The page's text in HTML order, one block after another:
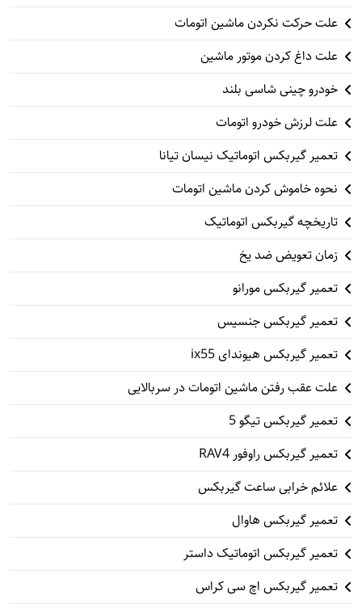
علت حرکت نکردن ماشین اتومات
علت داغ کردن موتور ماشین
خودرو چینی شاسی بلند
علت لرزش خودرو اتومات
تعمیر گیربکس اتوماتیک نیسان تیانا
نحوه خاموش کردن ماشین اتومات
تاریخچه گیربکس اتوماتیک
زمان تعویض ضد یخ
تعمیر گیربکس مورانو
تعمیر گیربکس جنسیس
تعمیر گیربکس هیوندای ix55
علت عقب رفتن ماشین اتومات در سربالایی
تعمیر گیربکس تیگو 5
تعمیر گیربکس راوفور RAV4
علائم خرابی ساعت گیربکس
تعمیر گیربکس هاوال
تعمیر گیربکس اتوماتیک داستر
تعمیر گیربکس اچ سی کراس